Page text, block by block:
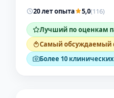
20 лет опыта 5,0(116)
Лучший по оценкам
Самый обсуждаемый
Более 10